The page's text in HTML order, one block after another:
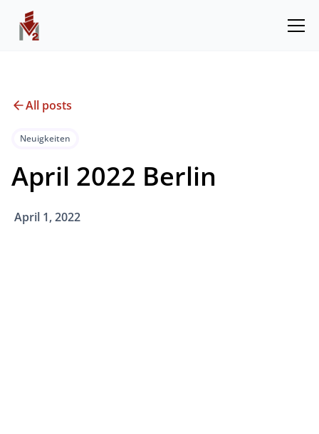
All posts
Neuigkeiten
April 2022 Berlin
April 1, 2022